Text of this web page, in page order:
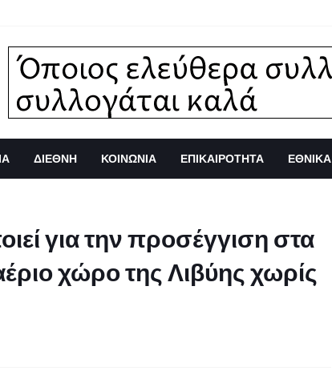
ΔΙΕΘΝΗ ΚΟΙΝΩΝΙΑ ΕΠΙΚΑΙΡΟΤΗΤΑ ΕΘΝΙΚΑ
για την προσέγγιση στα
χώρο της Λιβύης χωρίς